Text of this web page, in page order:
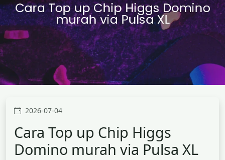
2026-07-04
Cara Top up Chip Higgs
Domino murah via Pulsa XL